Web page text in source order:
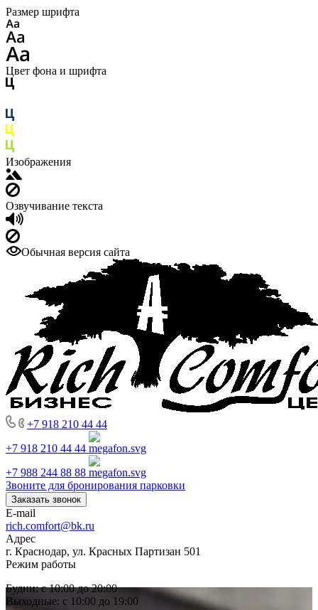
Размер шрифта
Цвет фона и шрифта
Изображения
Озвучивание текста
Обычная версия сайта
+7 918 210 44 44
+7 918 210 44 44
+7 988 244 88 88
Звоните для бронирования парковки
Заказать звонок
E-mail
rich.comfort@bk.ru
Адрес
г. Краснодар, ул. Красных Партизан 501
Режим работы
Будни: с 10:00 до 20:00
Выходные: с 10:00 до 19:00